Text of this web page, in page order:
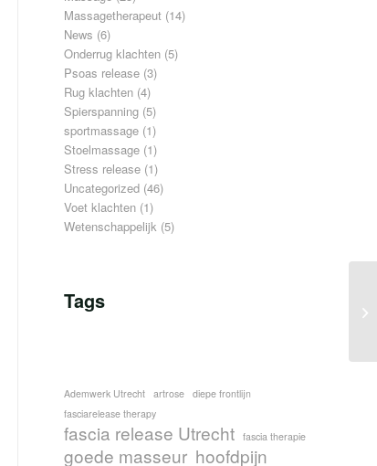
Massagetherapeut (14)
News (6)
Onderrug klachten (5)
Psoas release (3)
Rug klachten (4)
Spierspanning (5)
sportmassage (1)
Stoelmassage (1)
Stress release (1)
Uncategorized (46)
Voet klachten (1)
Wetenschappelijk (5)
Tags
Ademwerk Utrecht artrose
diepe frontlijn
fasciarelease therapy
fascia release Utrecht fascia therapie
goede masseur hoofdpijn